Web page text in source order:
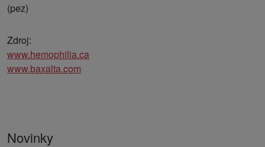
(pez)
Zdroj:
www.hemophilia.ca
www.baxalta.com
Novinky